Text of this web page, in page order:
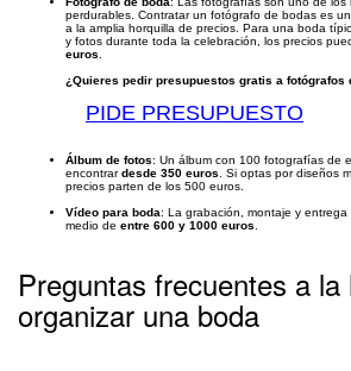
perdurables. Contratar un fotógrafo de bodas es
a la amplia horquilla de precios. Para una boda
y fotos durante toda la celebración, los precios
euros
¿Quieres pedir presupuestos gratis a fotógrafos
PIDE PRESUPUESTO
Álbum de fotos: Un álbum con 100 fotografías de
encontrardesde 350 euros . Si optas por diseños
precios parten de los 500 euros.
Vídeo para boda: La grabación, montaje y
medio de entre 600 y 1000 euros
Preguntas frecuentes a la
organizar una boda